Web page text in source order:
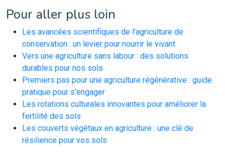
Pour aller plus loin
Les avancées scientifiques de l’agriculture de
conservation : un levier pour nourrir le vivant
Vers une agriculture sans labour : des solutions
durables pour nos sols
Premiers pas pour une agriculture régénérative : guide
pratique pour s’engager
Les rotations culturales innovantes pour améliorer la
fertilité des sols
Les couverts végétaux en agriculture : une clé de
résilience pour vos sols